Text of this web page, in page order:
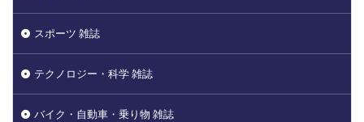
スポーツ 雑誌
テクノロジー・科学 雑誌
バイク・自動車・乗り物 雑誌